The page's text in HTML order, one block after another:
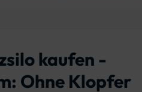
kaufen -
Ohne Klopfer